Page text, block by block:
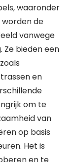
waaronder
de
vanwege
Ze bieden een
en
om te
van
op basis
Het is